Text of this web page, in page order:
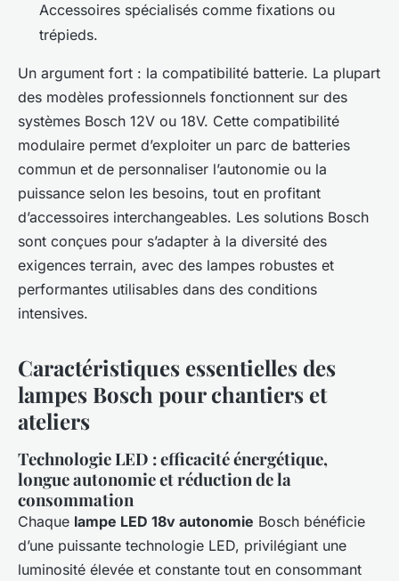
Accessoires spécialisés comme fixations ou
trépieds.
Un argument fort : la compatibilité batterie. La plupart
des modèles professionnels fonctionnent sur des
systèmes Bosch 12V ou 18V. Cette compatibilité
modulaire permet d’exploiter un parc de batteries
commun et de personnaliser l’autonomie ou la
puissance selon les besoins, tout en profitant
d’accessoires interchangeables. Les solutions Bosch
sont conçues pour s’adapter à la diversité des
exigences terrain, avec des lampes robustes et
performantes utilisables dans des conditions
intensives.
Caractéristiques essentielles des
lampes Bosch pour chantiers et
ateliers
Technologie LED : efficacité énergétique,
longue autonomie et réduction de la
consommation
Chaque lampe LED 18v autonomie Bosch bénéficie
d’une puissante technologie LED, privilégiant une
luminosité élevée et constante tout en consommant